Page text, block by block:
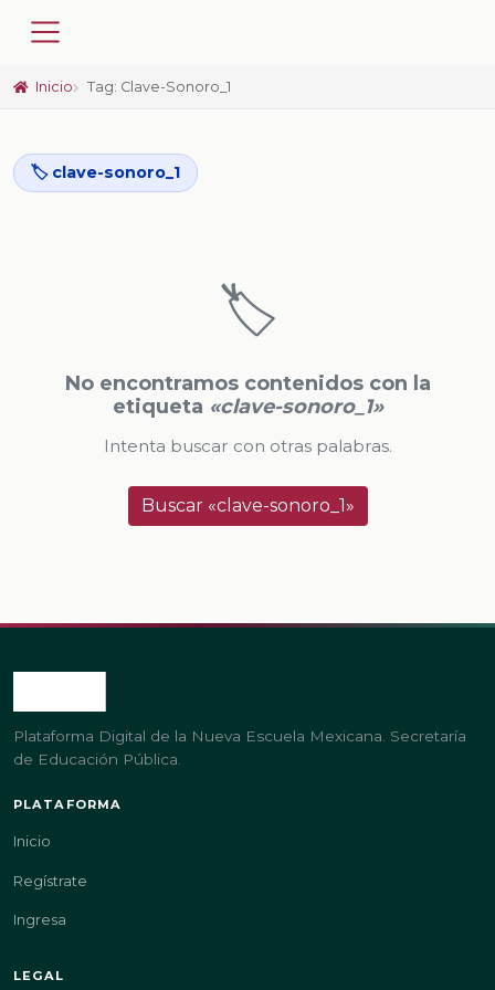
Inicio Tag: Clave-Sonoro_1
🏷️ clave-sonoro_1
🏷️
No encontramos contenidos con la
etiqueta «clave-sonoro_1»
Intenta buscar con otras palabras.
Buscar «clave-sonoro_1»
Plataforma Digital de la Nueva Escuela Mexicana. Secretaría
de Educación Pública.
PLATAFORMA
Inicio
Regístrate
Ingresa
LEGAL